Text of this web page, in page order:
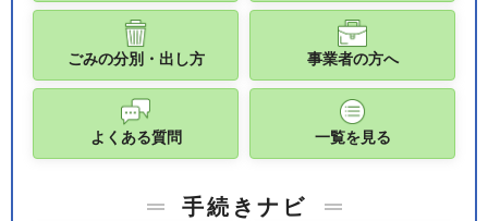
ごみの分別・出し方 事業者の方へ
よくある質問 一覧を見る
手続きナビ